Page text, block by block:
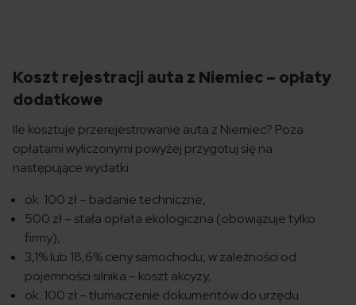
Koszt rejestracji auta z Niemiec – opłaty
dodatkowe
Ile kosztuje przerejestrowanie auta z Niemiec? Poza
opłatami wyliczonymi powyżej przygotuj się na
następujące wydatki:
ok. 100 zł – badanie techniczne,
500 zł – stała opłata ekologiczna (obowiązuje tylko
firmy),
3,1% lub 18,6% ceny samochodu, w zależności od
pojemności silnika – koszt akcyzy,
ok. 100 zł – tłumaczenie dokumentów do urzędu